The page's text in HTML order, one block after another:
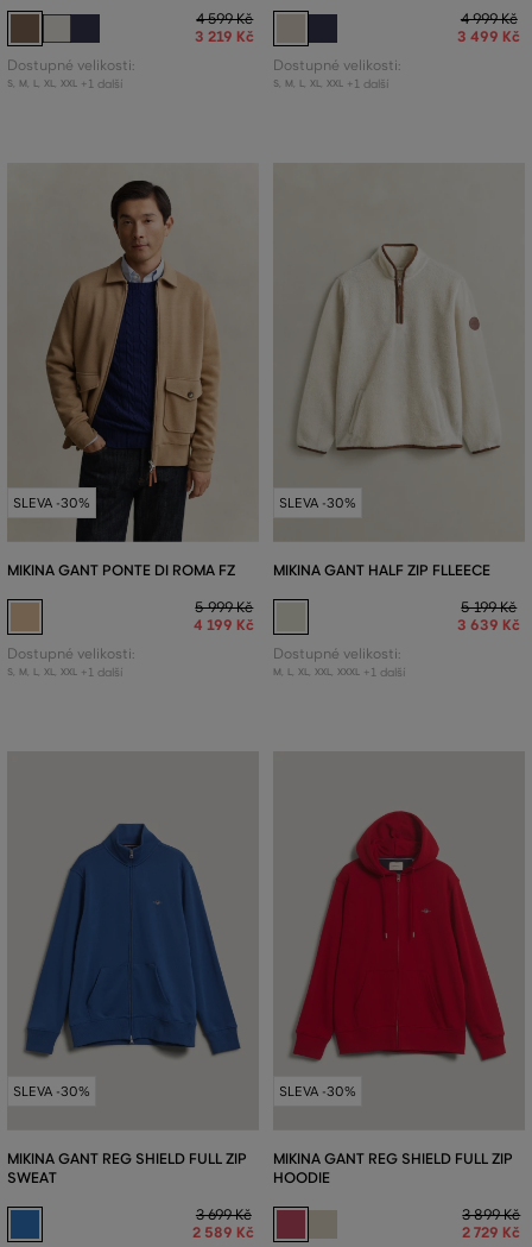
4 599 Kč
3 219 Kč
Dostupné velikosti:
S, M L, XL, XXL +1 další
4 999 Kč
3 499 Kč
Dostupné velikosti:
S, M L, XL, XXL +1 další
SLEVA -30%
MIKINA GANT PONTE DI ROMA FZ
5 999 Kč
4 199 Kč
Dostupné velikosti:
S, M L, XL, XXL +1 další
SLEVA -30%
MIKINA GANT HALF ZIP FLLEECE
5 199 Kč
3 639 Kč
Dostupné velikosti:
M L, XL, XXL, XXXL +1 další
SLEVA -30%
MIKINA GANT REG SHIELD FULL ZIP
SWEAT
3 699 Kč
2 589 Kč
SLEVA -30%
MIKINA GANT REG SHIELD FULL ZIP
HOODIE
3 899 Kč
2 729 Kč